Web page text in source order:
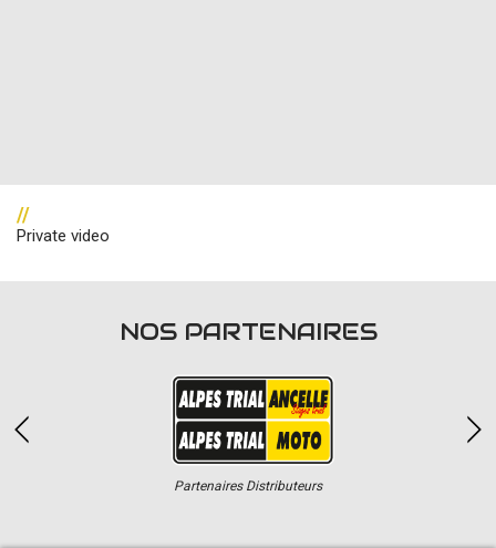
//
Private video
NOS PARTENAIRES
Partenaires Distributeurs